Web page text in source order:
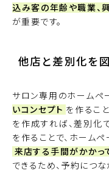
込み客の年齢や職業、
が重要です。
他店と差別化を
サロン専用のホームペ
いコンセプト を作るこ
を作成すれば、差別化
を作ることで、ホーム
来店する手間がかかっ
できるため、予約につな